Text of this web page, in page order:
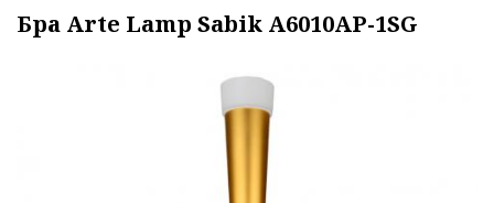
Бра Arte Lamp Sabik A6010AP-1SG